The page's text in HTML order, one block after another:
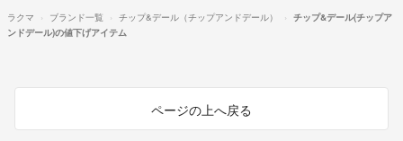
ラクマ ブランド一覧 チップ&デール（チップアンドデール）
チップ&デール(チップア
ンドデール)の値下げアイテム
ページの上へ戻る